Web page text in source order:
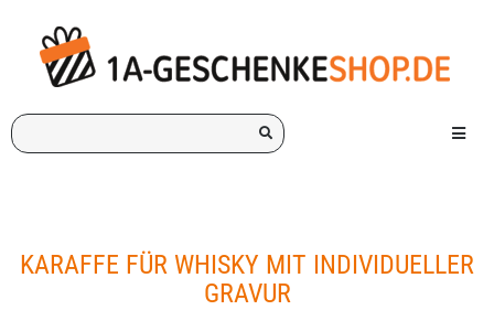
Ich
suche
Menü
KARAFFE FÜR WHISKY MIT INDIVIDUELLER
GRAVUR